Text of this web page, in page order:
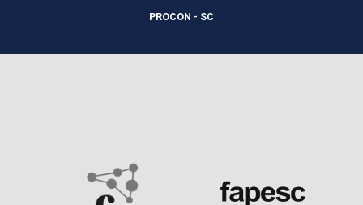
PROCON - SC